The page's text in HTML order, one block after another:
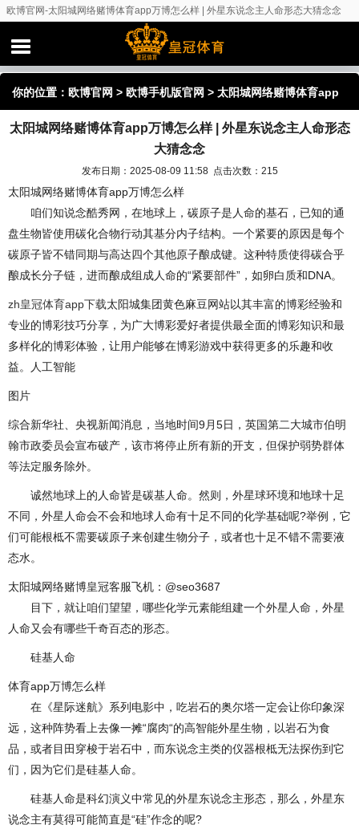
欧博官网-太阳城网络赌博体育app万博怎么样 | 外星东说念主人命形态大猜念念
你的位置： 欧博官网 > 欧博手机版官网 > 太阳城网络赌博体育app
万博怎么样 | 外星东说念主人命形态大猜念念
太阳城网络赌博体育app万博怎么样 | 外星东说念主人命形态
大猜念念
发布日期：2025-08-09 11:58 点击次数：215
太阳城网络赌博体育app万博怎么样
咱们知说念酷秀网，在地球上，碳原子是人命的基石，已知的通
盘生物皆使用碳化合物行动其基分内子结构。一个紧要的原因是每个
碳原子皆不错同期与高达四个其他原子酿成键。这种特质使得碳合乎
酿成长分子链，进而酿成组成人命的“紧要部件”，如卵白质和DNA。
zh皇冠体育app下载太阳城集团黄色麻豆网站以其丰富的博彩经验和
专业的博彩技巧分享，为广大博彩爱好者提供最全面的博彩知识和最
多样化的博彩体验，让用户能够在博彩游戏中获得更多的乐趣和收
益。人工智能
图片
综合新华社、央视新闻消息，当地时间9月5日，英国第二大城市伯明
翰市政委员会宣布破产，该市将停止所有新的开支，但保护弱势群体
等法定服务除外。
诚然地球上的人命皆是碳基人命。然则，外星球环境和地球十足
不同，外星人命会不会和地球人命有十足不同的化学基础呢?举例，它
们可能根柢不需要碳原子来创建生物分子，或者也十足不错不需要液
态水。
太阳城网络赌博皇冠客服飞机：@seo3687
目下，就让咱们望望，哪些化学元素能组建一个外星人命，外星
人命又会有哪些千奇百态的形态。
硅基人命
体育app万博怎么样
在《星际迷航》系列电影中，吃岩石的奥尔塔一定会让你印象深
远，这种阵势看上去像一摊“腐肉“的高智能外星生物，以岩石为食
品，或者目田穿梭于岩石中，而东说念主类的仪器根柢无法探伤到它
们，因为它们是硅基人命。
硅基人命是科幻演义中常见的外星东说念主形态，那么，外星东
说念主有莫得可能简直是“硅”作念的呢?